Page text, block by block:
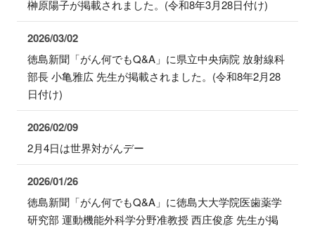
榊原陽子が掲載されました。(令和8年3月28日付け)
2026/03/02
徳島新聞「がん何でもQ&A」に県立中央病院 放射線科
部長 小亀雅広 先生が掲載されました。(令和8年2月28
日付け)
2026/02/09
2月4日は世界対がんデー
2026/01/26
徳島新聞「がん何でもQ&A」に徳島大大学院医歯薬学
研究部 運動機能外科学分野准教授 西庄俊彦 先生が掲